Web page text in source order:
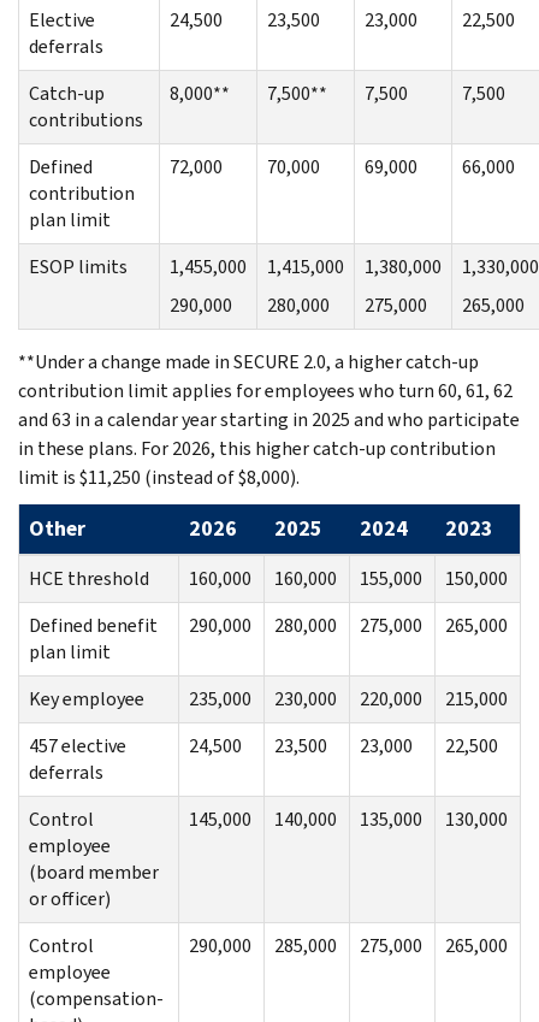
Elective
deferrals
24,500 23,500 23,000 22,500
Catch-up
contributions
8,000** 7,500** 7,500 7,500
Defined
contribution
plan limit
72,000 70,000 69,000 66,000
ESOP limits
1,455,000
290,000
1,415,000
280,000
1,380,000
275,000
1,330,000
265,000
**Under a change made in SECURE 2.0, a higher catch-up
contribution limit applies for employees who turn 60, 61, 62
and 63 in a calendar year starting in 2025 and who participate
in these plans. For 2026, this higher catch-up contribution
limit is $11,250 (instead of $8,000).
Other 2026 2025 2024 2023
HCE threshold 160,000 160,000 155,000
150,000
Defined benefit
plan limit
290,000 280,000 275,000 265,000
Key employee 235,000 230,000 220,000
215,000
457 elective
deferrals
24,500 23,500 23,000 22,500
Control
employee
(board member
or officer)
145,000 140,000 135,000 130,000
Control
employee
(compensation-
290,000 285,000 275,000 265,000